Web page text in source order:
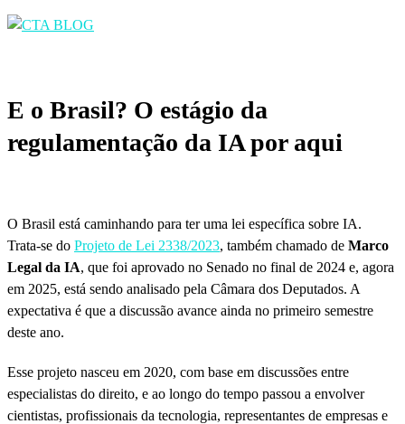
E o Brasil? O estágio da
regulamentação da IA por aqui
O Brasil está caminhando para ter uma lei específica sobre IA.
Trata-se do Projeto de Lei 2338/2023, também chamado de Marco
Legal da IA, que foi aprovado no Senado no final de 2024 e, agora
em 2025, está sendo analisado pela Câmara dos Deputados. A
expectativa é que a discussão avance ainda no primeiro semestre
deste ano.
Esse projeto nasceu em 2020, com base em discussões entre
especialistas do direito, e ao longo do tempo passou a envolver
cientistas, profissionais da tecnologia, representantes de empresas e